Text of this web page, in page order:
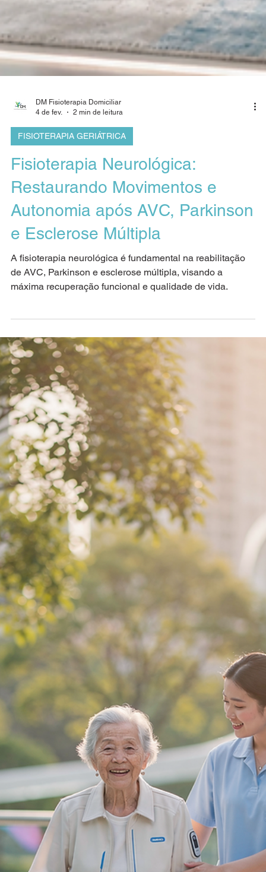
DM Fisioterapia Domiciliar
4 de fev.
2 min de leitura
FISIOTERAPIA GERIÁTRICA
Fisioterapia Neurológica:
Autonomia após AVC, Parkinson
e Esclerose Múltipla
A fisioterapia neurológica é fundamental na reabilitação
de AVC, Parkinson e esclerose múltipla, visando a
máxima recuperação funcional e qualidade de vida.